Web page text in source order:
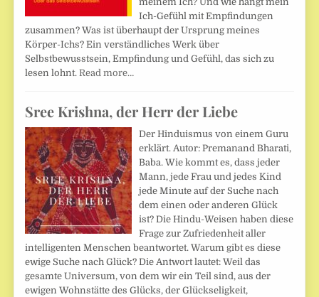
Ich-Gefühl mit Empfindungen
zusammen? Was ist überhaupt der Ursprung meines
Körper-Ichs? Ein verständliches Werk über
Selbstbewusstsein, Empfindung und Gefühl, das sich zu
lesen lohnt.Read more…
Sree Krishna, der Herr der Liebe
Der Hinduismus von einem Guru
erklärt. Autor: Premanand Bharati,
Baba. Wie kommt es, dass jeder
Mann, jede Frau und jedes Kind
jede Minute auf der Suche nach
dem einen oder anderen Glück
ist? Die Hindu-Weisen haben diese
Frage zur Zufriedenheit aller
intelligenten Menschen beantwortet. Warum gibt es diese
ewige Suche nach Glück? Die Antwort lautet: Weil das
gesamte Universum, von dem wir ein Teil sind, aus der
ewigen Wohnstätte des Glücks, der Glückseligkeit,